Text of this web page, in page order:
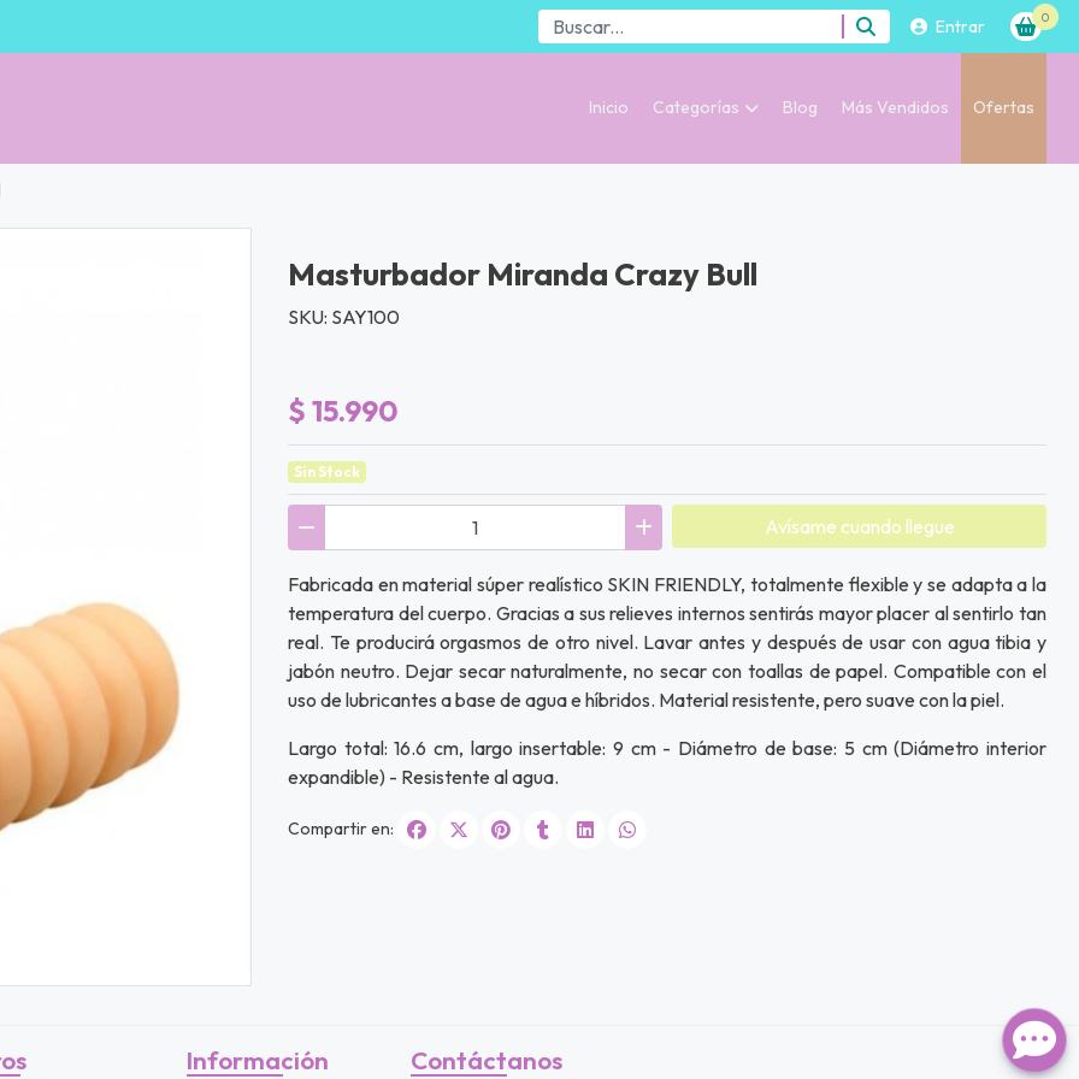
Entrar 0
Inicio Categorías Blog Más Vendidos Ofertas
Masturbador Miranda Crazy Bull
SKU: SAY100
$ 15.990
Sin Stock
Avísame cuando llegue
Fabricada en material súper realístico SKIN FRIENDLY, totalmente flexible y se adapta a la
temperatura del cuerpo. Gracias a sus relieves internos sentirás mayor placer al sentirlo tan
real. Te producirá orgasmos de otro nivel. Lavar antes y después de usar con agua tibia y
jabón neutro. Dejar secar naturalmente, no secar con toallas de papel. Compatible con el
uso de lubricantes a base de agua e híbridos. Material resistente, pero suave con la piel.
Largo total: 16.6 cm, largo insertable: 9 cm - Diámetro de base: 5 cm (Diámetro interior
expandible) - Resistente al agua.
Compartir en:
Información Contáctanos